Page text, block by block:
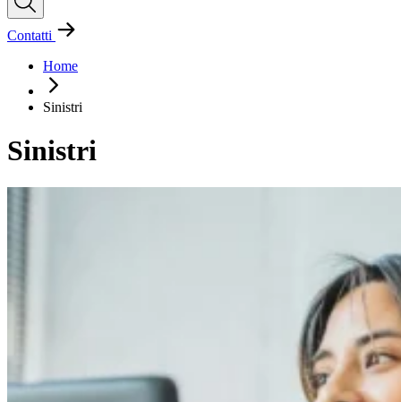
Contatti
Home
Sinistri
Sinistri